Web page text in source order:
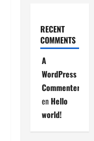
RECENT
COMMENTS
A
WordPress
Commenter
en Hello
world!